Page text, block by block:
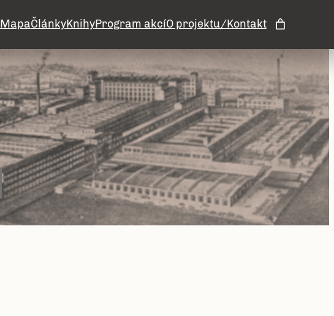
MapaČlánkyKnihyProgram akcíO projektu/Kontakt